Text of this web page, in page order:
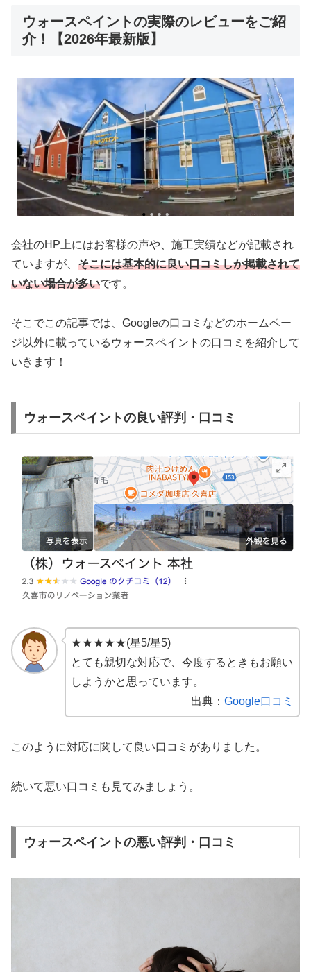
ウォースペイントの実際のレビューをご紹
介！【2026年最新版】
会社のHP上にはお客様の声や、施工実績などが記載され
ていますが、 そこには基本的に良い口コミしか掲載されて
いない場合が多いです。
そこでこの記事では、Googleの口コミなどのホームペー
ジ以外に載っているウォースペイントの口コミを紹介して
いきます！
ウォースペイントの良い評判・口コミ
★★★★★(星5/星5)
とても親切な対応で、今度するときもお願い
しようかと思っています。
出典： Google口コミ
このように対応に関して良い口コミがありました。
続いて悪い口コミも見てみましょう。
ウォースペイントの悪い評判・口コミ